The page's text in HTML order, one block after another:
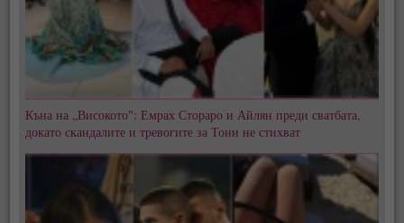
Къна на „Високото": Емрах Стораро и Айлян преди сватбата,
докато скандалите и тревогите за Тони не стихват